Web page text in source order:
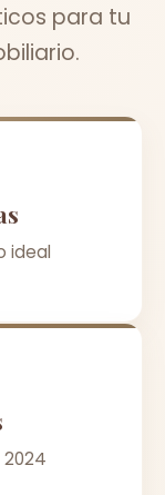
para tu
ideal